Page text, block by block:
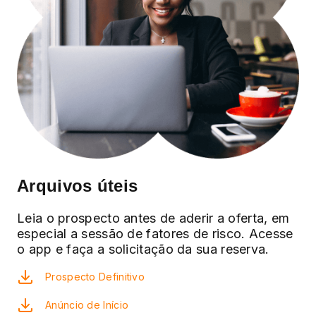
Arquivos úteis
Leia o prospecto antes de aderir a oferta, em
especial a sessão de fatores de risco. Acesse
o app e faça a solicitação da sua reserva.
Prospecto Definitivo
Anúncio de Início